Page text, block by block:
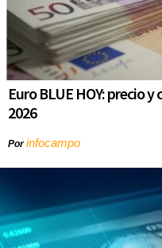
Euro BLUE HOY: precio
2026
Porinfocampo